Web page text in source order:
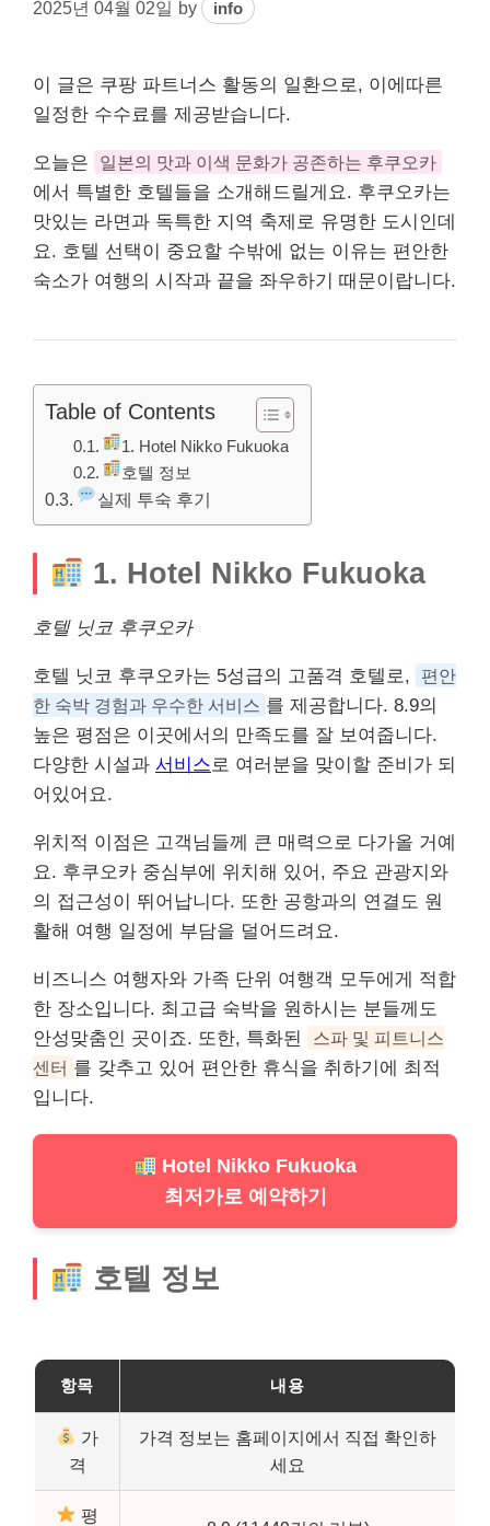
2025년 04월 02일 by info
이 글은 쿠팡 파트너스 활동의 일환으로, 이에따른
일정한 수수료를 제공받습니다.
오늘은 일본의 맛과 이색 문화가 공존하는 후쿠오카
에서 특별한 호텔들을 소개해드릴게요. 후쿠오카는
맛있는 라면과 독특한 지역 축제로 유명한 도시인데
요. 호텔 선택이 중요할 수밖에 없는 이유는 편안한
숙소가 여행의 시작과 끝을 좌우하기 때문이랍니다.
Table of Contents
1. Hotel Nikko Fukuoka
호텔 정보
실제 투숙 후기
1. Hotel Nikko Fukuoka
호텔 닛코 후쿠오카
호텔 닛코 후쿠오카는 5성급의 고품격 호텔로,
편안
한 숙박 경험과 우수한 서비스 를 제공합니다. 8.9의
높은 평점은 이곳에서의 만족도를 잘 보여줍니다.
다양한 시설과 서비스로 여러분을 맞이할 준비가 되
어있어요.
위치적 이점은 고객님들께 큰 매력으로 다가올 거예
요. 후쿠오카 중심부에 위치해 있어, 주요 관광지와
의 접근성이 뛰어납니다. 또한 공항과의 연결도 원
활해 여행 일정에 부담을 덜어드려요.
비즈니스 여행자와 가족 단위 여행객 모두에게 적합
한 장소입니다. 최고급 숙박을 원하시는 분들께도
안성맞춤인 곳이죠. 또한, 특화된
스파 및 피트니스
센터 를 갖추고 있어 편안한 휴식을 취하기에 최적
입니다.
Hotel Nikko Fukuoka
최저가로 예약하기
호텔 정보
항목 내용
가
격
가격 정보는 홈페이지에서 직접 확인하
세요
평